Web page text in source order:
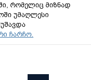
რომელიც მიზნად
უმაღლესი
ჩარჩო.